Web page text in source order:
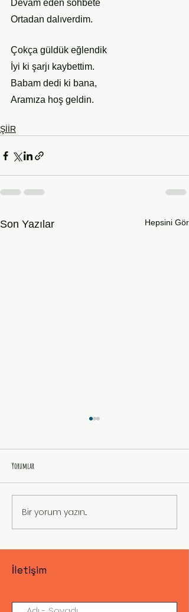
Devam eden sohbete
Ortadan dalıverdim.
Çokça güldük eğlendik
İyi ki şarjı kaybettim.
Babam dedi ki bana,
Aramıza hoş geldin.
ŞİİR
Son Yazılar Hepsini Gör
19 MAYIS
Yorumlar
Bir yorum yazın...
İletişim